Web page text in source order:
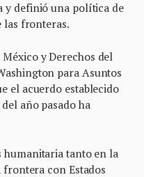
y definió una política de
las fronteras.
y Derechos del
para Asuntos
el acuerdo establecido
año pasado ha
humanitaria tanto en la
con Estados